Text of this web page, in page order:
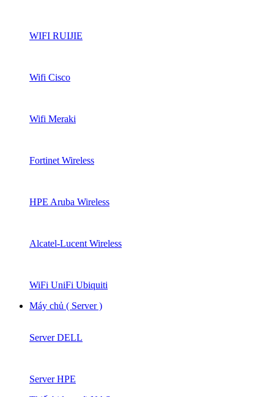
WIFI RUIJIE
Wifi Cisco
Wifi Meraki
Fortinet Wireless
HPE Aruba Wireless
Alcatel-Lucent Wireless
WiFi UniFi Ubiquiti
Máy chủ ( Server )
Server DELL
Server HPE